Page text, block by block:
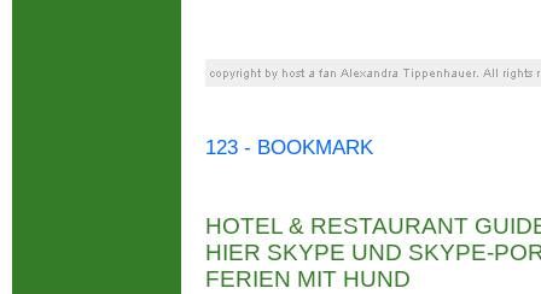
123 - BOOKMARK
HOTEL & RESTAURANT
HIER SKYPE UND SKYPE-
FERIEN MIT HUND